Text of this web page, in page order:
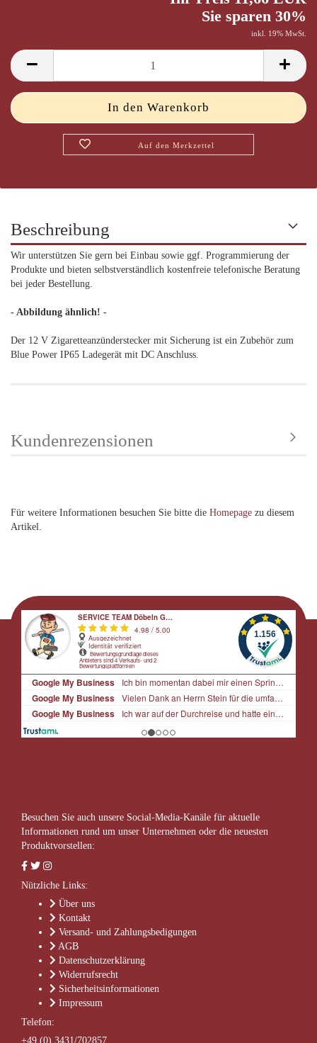
Sie sparen 30%
inkl. 19% MwSt.
Auf den Merkzettel
Beschreibung
Wir unterstützen Sie gern bei Einbau sowie ggf. Programmierung der
Produkte und bieten selbstverständlich kostenfreie telefonische Beratung
bei jeder Bestellung.
- Abbildung ähnlich! -
Der 12 V Zigaretteanzünderstecker mit Sicherung ist ein Zubehör zum
Blue Power IP65 Ladegerät mit DC Anschluss.
Kundenrezensionen
Für weitere Informationen besuchen Sie bitte die Homepage zu diesem
Artikel.
Besuchen Sie auch unsere Social-Media-Kanäle für aktuelle
Informationen rund um unser Unternehmen oder die neuesten
Produktvorstellen:
Nützliche Links:
Über uns
Kontakt
Versand- und Zahlungsbedigungen
AGB
Datenschutzerklärung
Widerrufsrecht
Sicherheitsinformationen
Impressum
Telefon:
+49 (0) 3431/702857